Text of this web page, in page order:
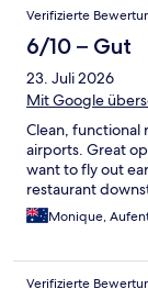
Verifizierte
6/10 – Gut
23. Juli 2026
Mit Google
Clean, functional
airports. Great
want to fly out
restaurant
Monique,
Verifizierte